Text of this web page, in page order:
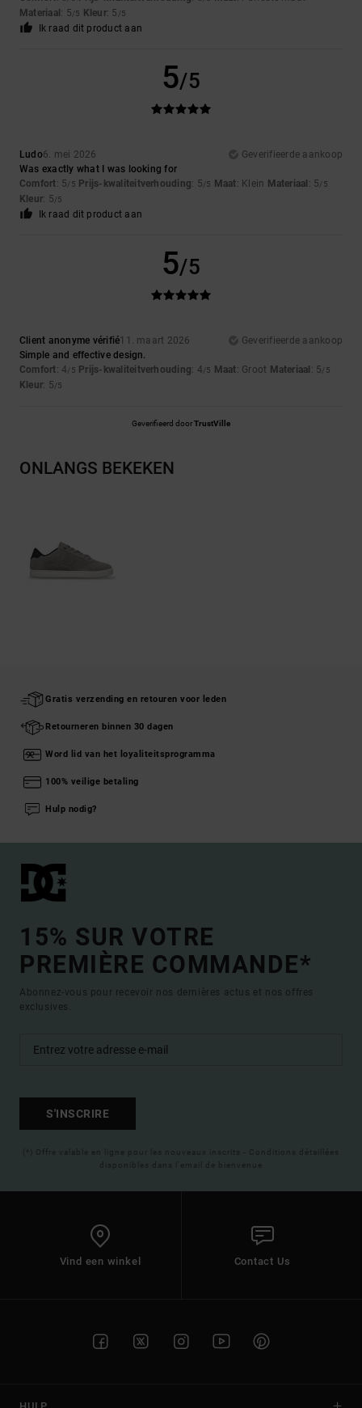
Materiaal : 5/5 Kleur: 5 /5
Ik raad dit product aan
5/5
Ludo6. mei 2026
Geverifieerde aankoop
Was exactly what I was looking for
Comfort: 5/5 Prijs-kwaliteitverhouding: 5/5 Maat: Klein Materiaal : 5/5
Kleur: 5/5
Ik raad dit product aan
5/5
Client anonyme vérifié11. maart 2026
Geverifieerde aankoop
Simple and effective design.
Comfort: 4/5 Prijs-kwaliteitverhouding: 4/5 Maat: Groot Materiaal : 5/5
Kleur: 5/5
Geverifieerd doorTrustVille
ONLANGS BEKEKEN
Gratis verzending en retouren voor leden
Retourneren binnen 30 dagen
Word lid van het loyaliteitsprogramma
100% veilige betaling
Hulp nodig?
15% SUR VOTRE
PREMIÈRE COMMANDE*
Abonnez-vous pour recevoir nos dernières actus et nos offres
exclusives.
S'INSCRIRE
(*) Offre valable en ligne pour les nouveaux inscrits - Conditions détaillées
disponibles dans l'email de bienvenue
Vind een winkel Contact Us